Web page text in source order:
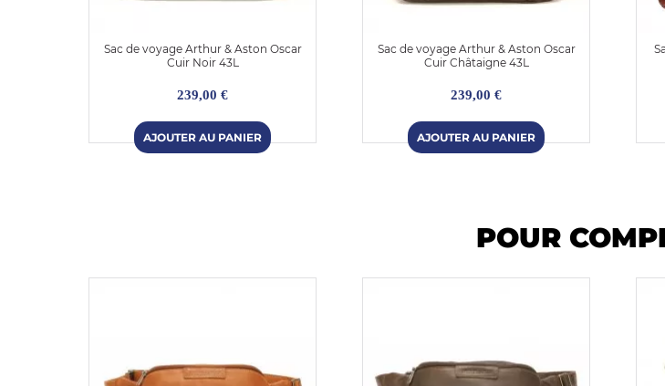
Sac de voyage Arthur & Aston Oscar
Cuir Noir 43L
239,00 €
Sac de voyage Arthur & Aston Oscar
Cuir Châtaigne 43L
239,00 €
POUR